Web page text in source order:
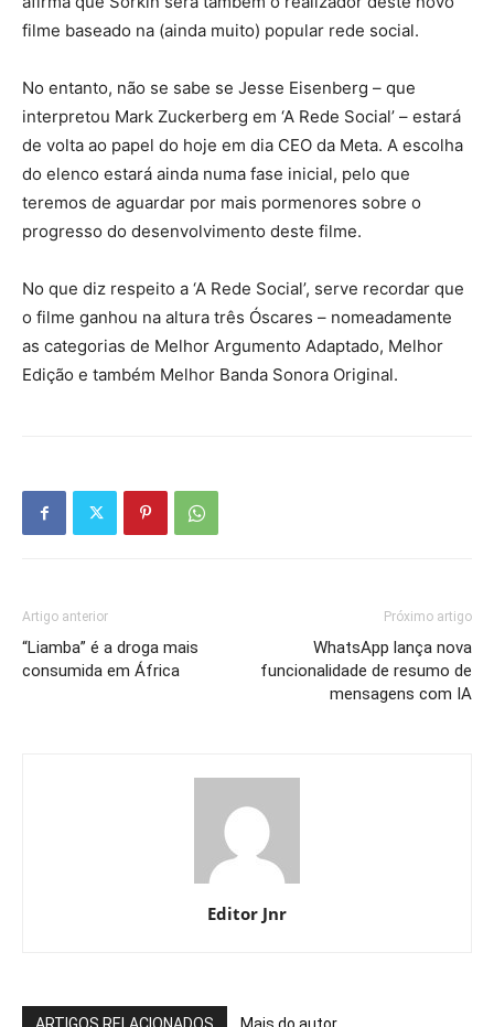
filme baseado na (ainda muito) popular rede social.
No entanto, não se sabe se Jesse Eisenberg – que
interpretou Mark Zuckerberg em ‘A Rede Social’ – estará
de volta ao papel do hoje em dia CEO da Meta. A escolha
do elenco estará ainda numa fase inicial, pelo que
teremos de aguardar por mais pormenores sobre o
progresso do desenvolvimento deste filme.
No que diz respeito a ‘A Rede Social’, serve recordar que
o filme ganhou na altura três Óscares – nomeadamente
as categorias de Melhor Argumento Adaptado, Melhor
Edição e também Melhor Banda Sonora Original.
Artigo anterior
“Liamba” é a droga mais
consumida em África
Próximo artigo
WhatsApp lança nova
funcionalidade de resumo de
mensagens com IA
Editor Jnr